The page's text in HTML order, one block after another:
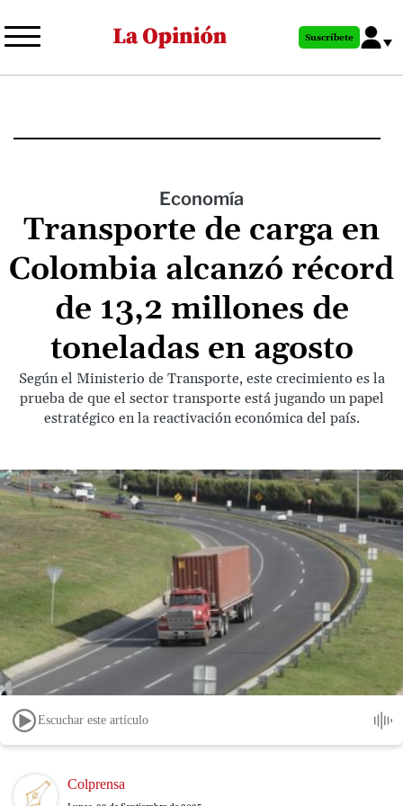
al
principal
Suscríbete
Economía
Transporte de carga en
Colombia alcanzó récord
de 13,2 millones de
toneladas en agosto
Según el Ministerio de Transporte, este crecimiento es la
prueba de que el sector transporte está jugando un papel
estratégico en la reactivación económica del país.
Escuchar este artículo
Image Colprensa